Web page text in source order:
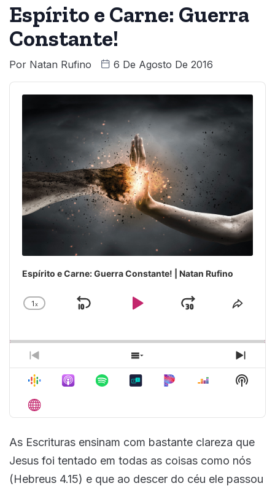
Espírito e Carne: Guerra
Constante!
Por Natan Rufino 6 De Agosto De 2016
Audio
Player
Espírito e Carne: Guerra Constante! | Natan Rufino
Change
1x
Skip
Play
Jump
Share
Previous
Episode
Show
Episodes
List
Next
Show
As Escrituras ensinam com bastante clareza que
Jesus foi tentado em todas as coisas como nós
(Hebreus 4.15) e que ao descer do céu ele passou